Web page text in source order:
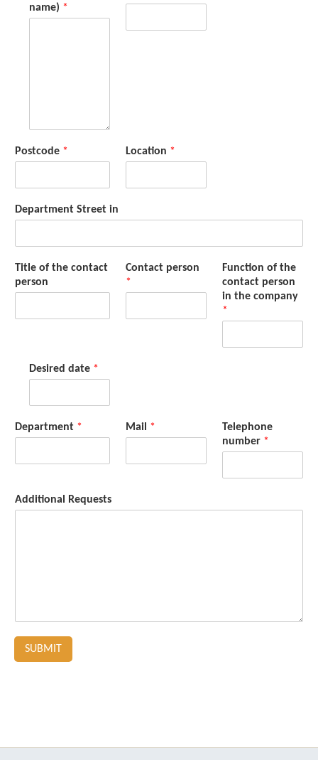
name) *
Postcode * Location *
Department Street in
Title of the contact
person
Contact person
*
Function of the
contact person
in the company
*
Desired date *
Department * Mail *
Telephone
number *
Additional Requests
SUBMIT